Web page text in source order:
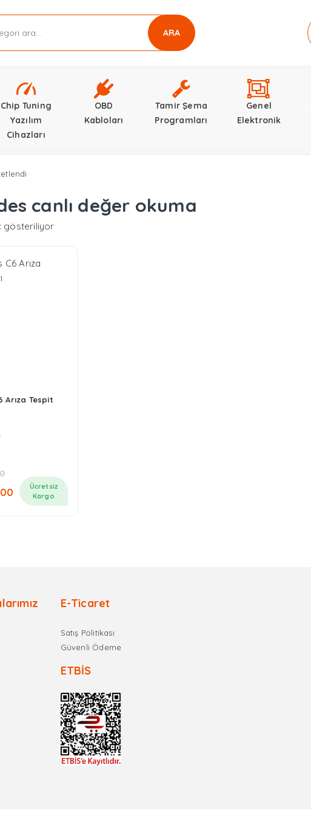
ARA
Chip Tuning
Yazılım
Cihazları
OBD
Kabloları
Tamir Şema
Programları
Genel
Elektronik
canlı değer okuma
gösteriliyor
Arıza Tespit
Şu
andaki
Ücretsiz
Kargo
E-Ticaret
Satış Politikası
Güvenli Ödeme
ETBİS